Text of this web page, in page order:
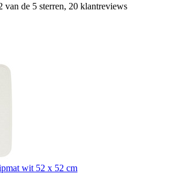
van de 5 sterren, 20 klantreviews
wit 52 x 52 cm